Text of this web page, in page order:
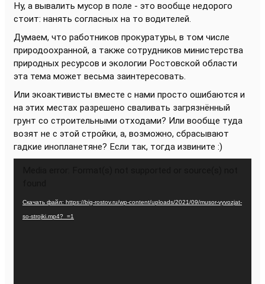
Ну, а вывалить мусор в поле - это вообще недорого
стоит: нанять согласных на то водителей.
Думаем, что работников прокуратуры, в том числе
природоохранной, а также сотрудников министерства
природных ресурсов и экологии Ростовской области
эта тема может весьма заинтересовать.
Или экоактивисты вместе с нами просто ошибаются и
на этих местах разрешено сваливать загрязнённый
грунт со строительными отходами? Или вообще туда
возят не с этой стройки, а, возможно, сбрасывают
гадкие инопланетяне? Если так, тогда извините :)
Скачать файл: https://big-rostov.ru/wp-content/uploads/2021/09/musor-vyvozjat-
so-strojki.mp4?_=1